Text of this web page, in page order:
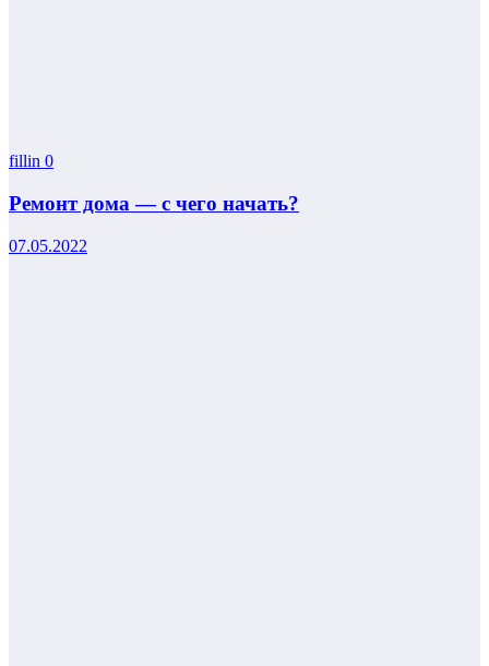
fillin 0
Ремонт дома — с чего начать?
07.05.2022